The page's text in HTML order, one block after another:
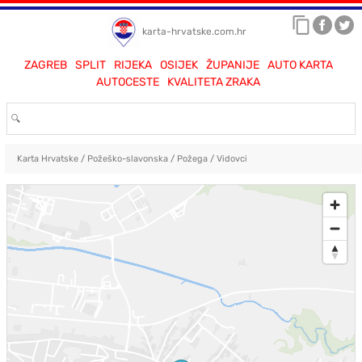
karta-hrvatske.com.hr
ZAGREB SPLIT RIJEKA OSIJEK ŽUPANIJE
AUTO KARTA
AUTOCESTE
KVALITETA ZRAKA
Karta Hrvatske/ Požeško-slavonska/ Požega/ Vidovci